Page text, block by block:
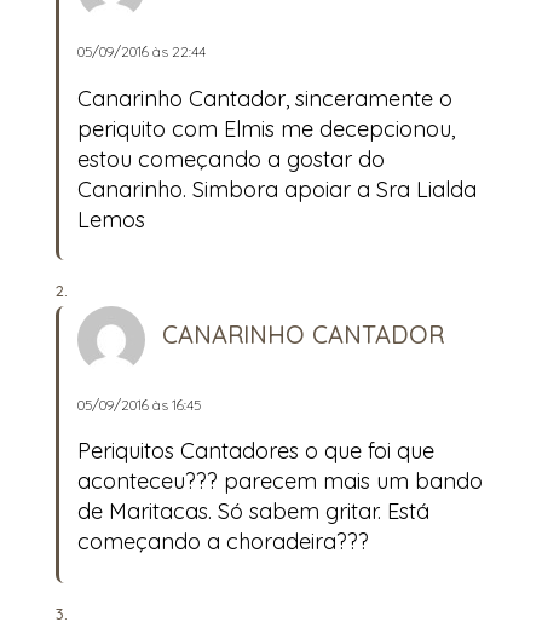
05/09/2016 às 22:44
Canarinho Cantador, sinceramente o
periquito com Elmis me decepcionou,
estou começando a gostar do
Canarinho. Simbora apoiar a Sra Lialda
Lemos
CANARINHO CANTADOR
05/09/2016 às 16:45
Periquitos Cantadores o que foi que
aconteceu??? parecem mais um bando
de Maritacas. Só sabem gritar. Está
começando a choradeira???